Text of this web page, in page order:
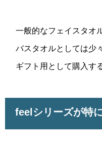
一般的なフェイスタオ
バスタオルとしては少
ギフト用として購入す
feelシリーズが特